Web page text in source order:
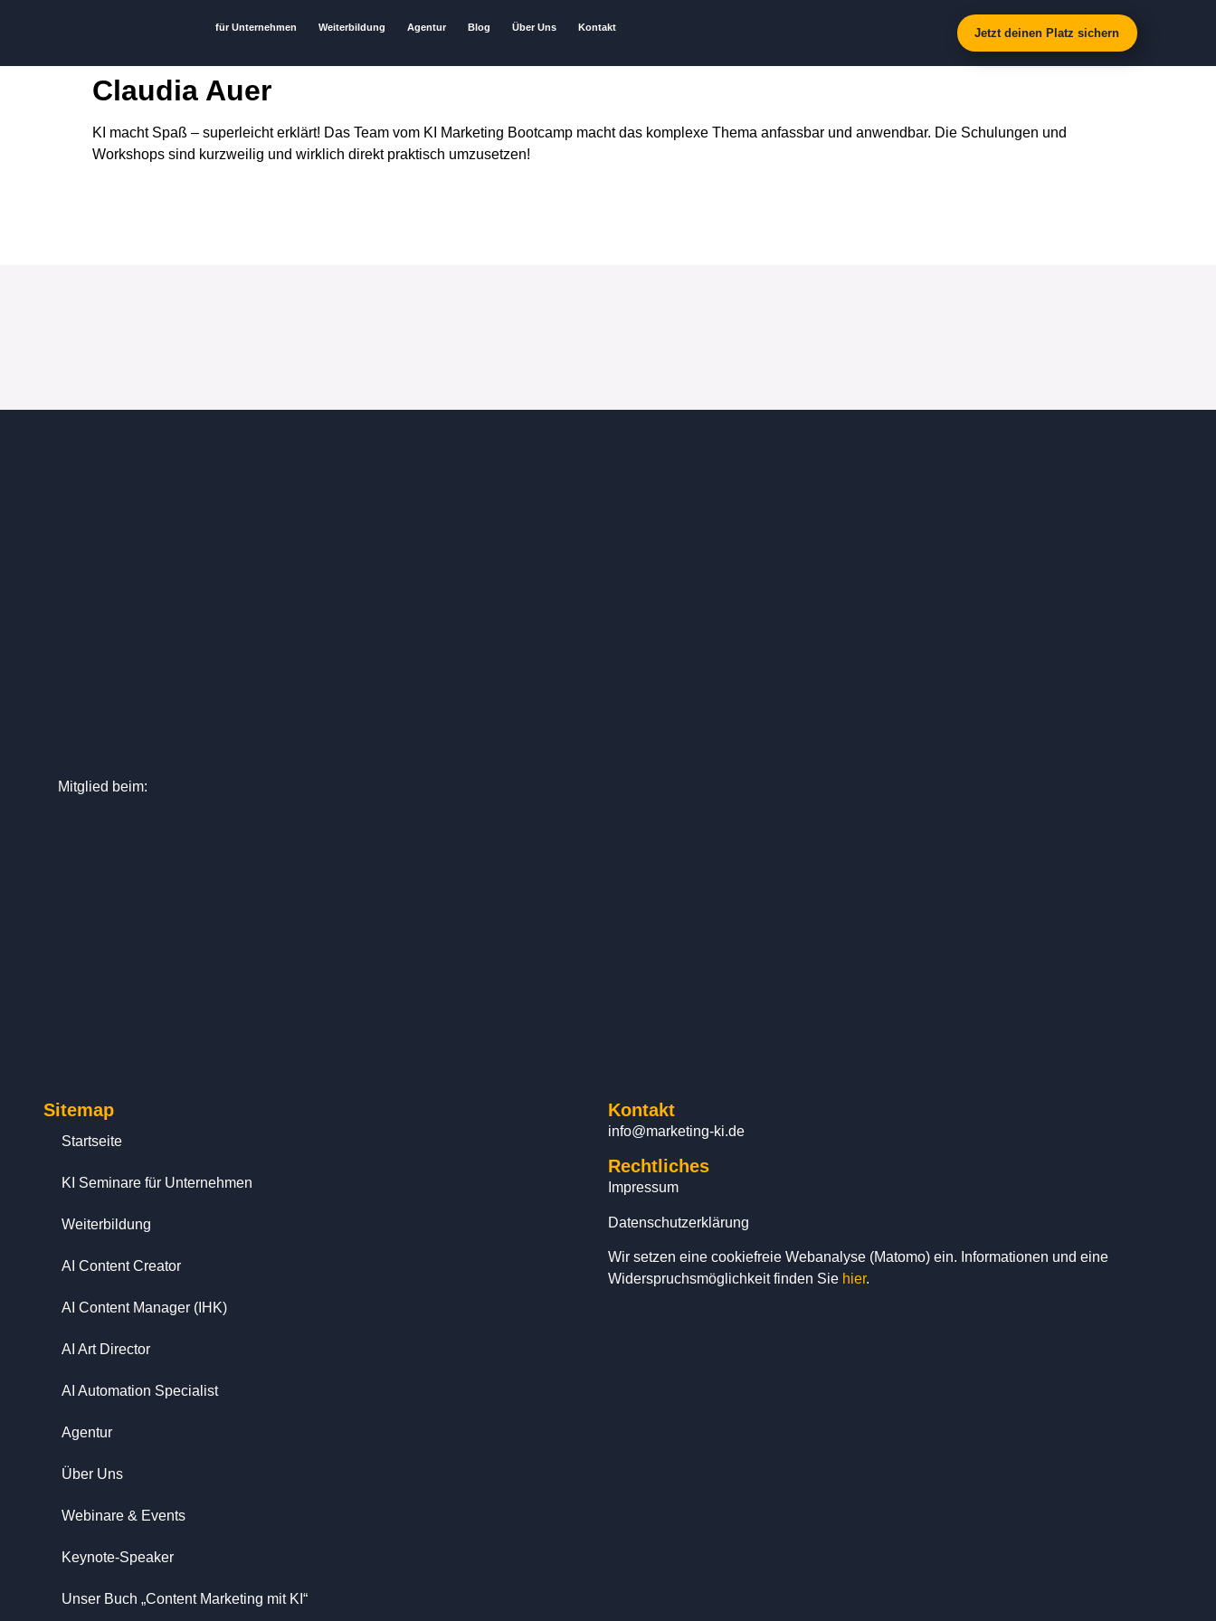
für Unternehmen Weiterbildung Agentur Blog Über Uns Kontakt Jetzt deinen Platz sichern
Claudia Auer
KI macht Spaß – superleicht erklärt! Das Team vom KI Marketing Bootcamp macht das komplexe Thema anfassbar und anwendbar. Die Schulungen und
Workshops sind kurzweilig und wirklich direkt praktisch umzusetzen!
Mitglied beim:
Sitemap
Startseite
KI Seminare für Unternehmen
Weiterbildung
AI Content Creator
AI Content Manager (IHK)
AI Art Director
AI Automation Specialist
Agentur
Über Uns
Webinare & Events
Keynote-Speaker
Unser Buch „Content Marketing mit KI“
Kontakt
info@marketing-ki.de
Rechtliches
Impressum
Datenschutzerklärung
Wir setzen eine cookiefreie Webanalyse (Matomo) ein. Informationen und eine
Widerspruchsmöglichkeit finden Sie hier.